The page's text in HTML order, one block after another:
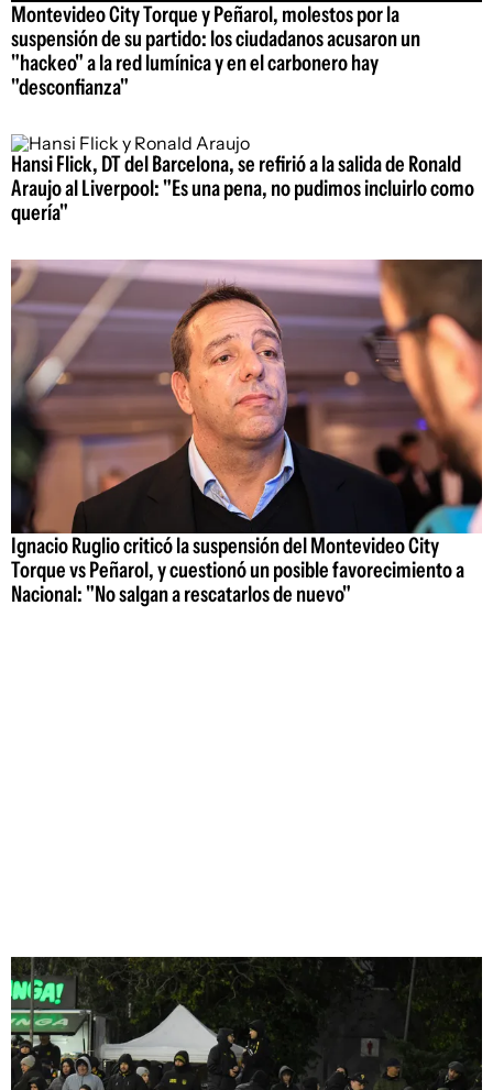
Montevideo City Torque y Peñarol, molestos por la
suspensión de su partido: los ciudadanos acusaron un
"hackeo" a la red lumínica y en el carbonero hay
"desconfianza"
Hansi Flick, DT del Barcelona, se refirió a la salida de Ronald
Araujo al Liverpool: "Es una pena, no pudimos incluirlo como
quería"
Ignacio Ruglio criticó la suspensión del Montevideo City
Torque vs Peñarol, y cuestionó un posible favorecimiento a
Nacional: "No salgan a rescatarlos de nuevo"